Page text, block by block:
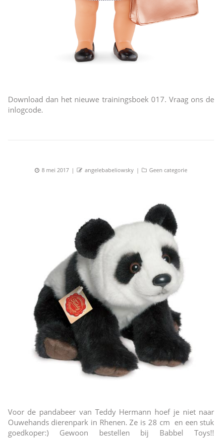
Download dan het nieuwe trainingsboek 017. Vraag ons de
inlogcode.
Posted
8 mei 2017 Author
angelebabeliowsky Categories
Geen categorie
Voor de pandabeer van Teddy Hermann hoef je niet naar
Ouwehands dierenpark in Rhenen. Ze is 28 cm en een stuk
goedkoper:) Gewoon bestellen bij Babbel Toys!!